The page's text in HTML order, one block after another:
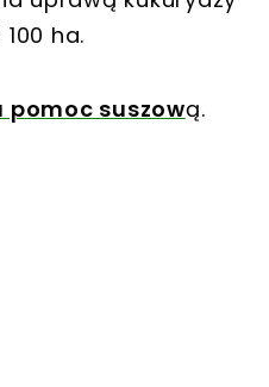
ha.
pomoc suszową.